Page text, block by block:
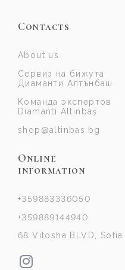
Contacts
About us
Сервиз на бижута
Диаманти Алтънбаш
Команда экспертов
Diamanti Altınbaş
shop@altinbas.bg
Online
information
+359883336050
+359889144940
68 Vitosha BLVD, Sofia